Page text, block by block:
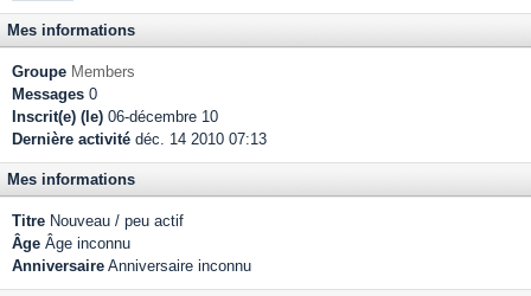
Mes informations
Groupe Members
Messages 0
Inscrit(e) (le) 06-décembre 10
Dernière activité déc. 14 2010 07:13
Mes informations
Titre Nouveau / peu actif
Âge Âge inconnu
Anniversaire Anniversaire inconnu